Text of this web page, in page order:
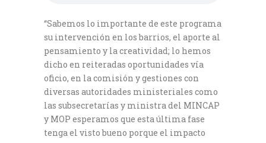
“Sabemos lo importante de este programa
su intervención en los barrios, el aporte al
pensamiento y la creatividad; lo hemos
dicho en reiteradas oportunidades vía
oficio, en la comisión y gestiones con
diversas autoridades ministeriales como
las subsecretarías y ministra del MINCAP
y MOP esperamos que esta última fase
tenga el visto bueno porque el impacto